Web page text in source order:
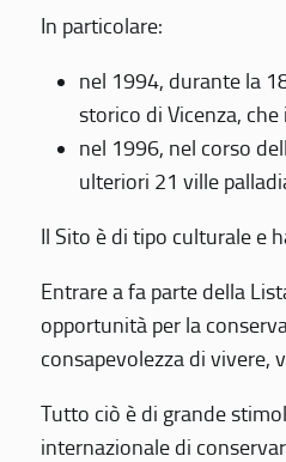
In particolare:
nel 1994, durante la
storico di Vicenza,
nel 1996, nel corso
ulteriori 21 ville
Il Sito è di tipo culturale e
Entrare a fa parte della
opportunità per la
consapevolezza di
Tutto ciò è di grande
internazionale di